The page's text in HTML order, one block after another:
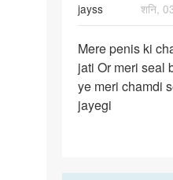
jayss
शनि,
Mere
penis
ki
chamdi
Mere penis ki
jati Or meri seal
ye meri chamdi
jayegi